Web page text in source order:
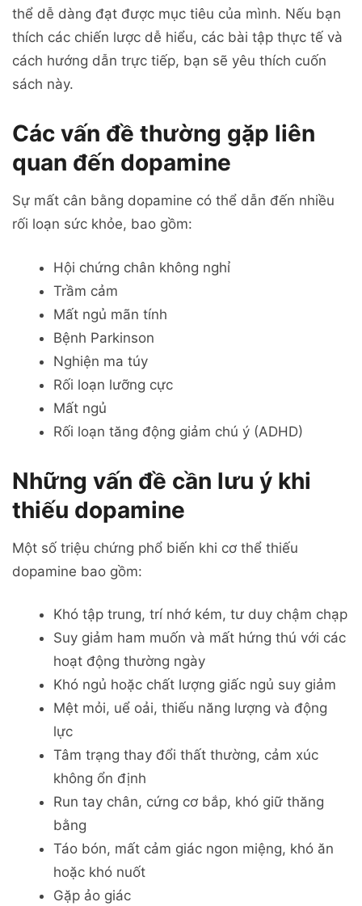
thể dễ dàng đạt được mục tiêu của mình. Nếu bạn
thích các chiến lược dễ hiểu, các bài tập thực tế và
cách hướng dẫn trực tiếp, bạn sẽ yêu thích cuốn
sách này.
Các vấn đề thường gặp liên
quan đến dopamine
Sự mất cân bằng dopamine có thể dẫn đến nhiều
rối loạn sức khỏe, bao gồm:
Hội chứng chân không nghỉ
Trầm cảm
Mất ngủ mãn tính
Bệnh Parkinson
Nghiện ma túy
Rối loạn lưỡng cực
Mất ngủ
Rối loạn tăng động giảm chú ý (ADHD)
Những vấn đề cần lưu ý khi
thiếu dopamine
Một số triệu chứng phổ biến khi cơ thể thiếu
dopamine bao gồm:
Khó tập trung, trí nhớ kém, tư duy chậm chạp
Suy giảm ham muốn và mất hứng thú với các
hoạt động thường ngày
Khó ngủ hoặc chất lượng giấc ngủ suy giảm
Mệt mỏi, uể oải, thiếu năng lượng và động
lực
Tâm trạng thay đổi thất thường, cảm xúc
không ổn định
Run tay chân, cứng cơ bắp, khó giữ thăng
bằng
Táo bón, mất cảm giác ngon miệng, khó ăn
hoặc khó nuốt
Gặp ảo giác